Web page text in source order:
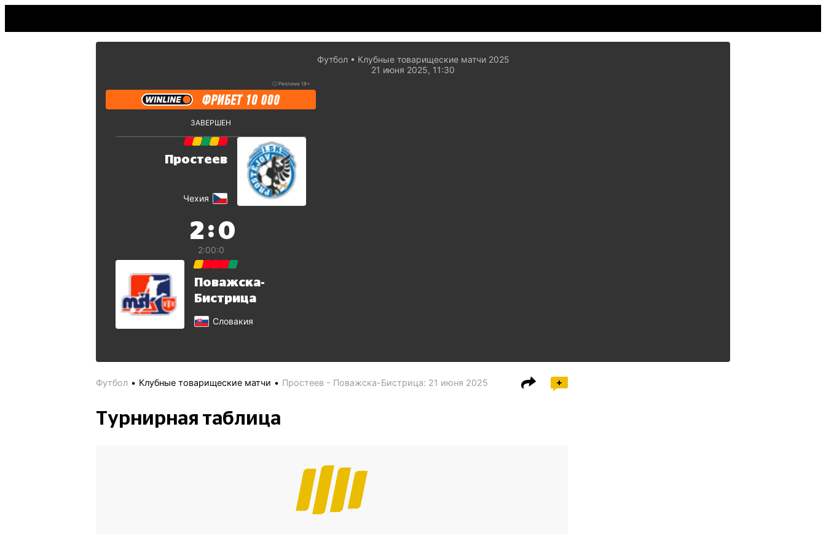
Футбол
Клубные товарищеские матчи 2025
21 июня 2025, 11:30
ⓘ Реклама 18+.
ЗАВЕРШЕН
Простеев
Чехия
2 : 0
2:00:0
Поважска-
Бистрица
Словакия
Футбол Клубные товарищеские матчи Простеев - Поважска-Бистрица: 21 июня 2025
Турнирная таблица